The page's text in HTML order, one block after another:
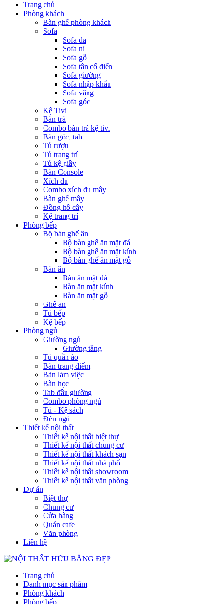
Trang chủ
Phòng khách
Bàn ghế phòng khách
Sofa
Sofa da
Sofa nỉ
Sofa gỗ
Sofa tân cổ điển
Sofa giường
Sofa nhập khẩu
Sofa văng
Sofa góc
Kệ Tivi
Bàn trà
Combo bàn trà kệ tivi
Bàn góc, tab
Tủ rượu
Tủ trang trí
Tủ kệ giầy
Bàn Console
Xích đu
Combo xích đu mây
Bàn ghế mây
Đồng hồ cây
Kệ trang trí
Phòng bếp
Bộ bàn ghế ăn
Bộ bàn ghế ăn mặt đá
Bộ bàn ghế ăn mặt kính
Bộ bàn ghế ăn mặt gỗ
Bàn ăn
Bàn ăn mặt đá
Bàn ăn mặt kính
Bàn ăn mặt gỗ
Ghế ăn
Tủ bếp
Kệ bếp
Phòng ngủ
Giường ngủ
Giường tầng
Tủ quần áo
Bàn trang điểm
Bàn làm việc
Bàn học
Tab đầu giường
Combo phòng ngủ
Tủ - Kệ sách
Đèn ngủ
Thiết kế nội thất
Thiết kế nội thất biệt thự
Thiết kế nội thất chung cư
Thiết kế nội thất khách sạn
Thiết kế nội thất nhà phố
Thiết kế nội thất showroom
Thiết kế nội thất văn phòng
Dự án
Biệt thự
Chung cư
Cửa hàng
Quán cafe
Văn phòng
Liên hệ
Trang chủ
Danh mục sản phẩm
Phòng khách
Phòng bếp